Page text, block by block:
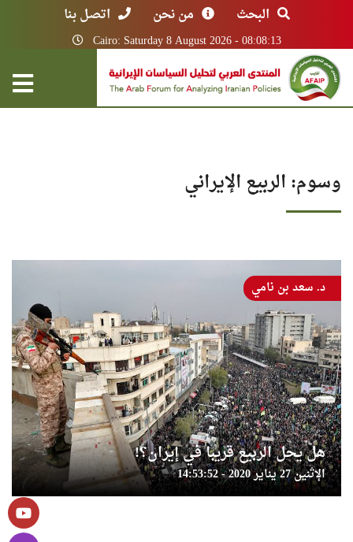
البحث من نحن اتصل بنا
Cairo: Saturday 8 August 2026 - 08:08:13
وسوم: الربيع الإيراني
هل يحل الربيع قريبا في إيران؟!
الإثنين 27 يناير 2020 - 14:53:52
د. سعد بن نامي